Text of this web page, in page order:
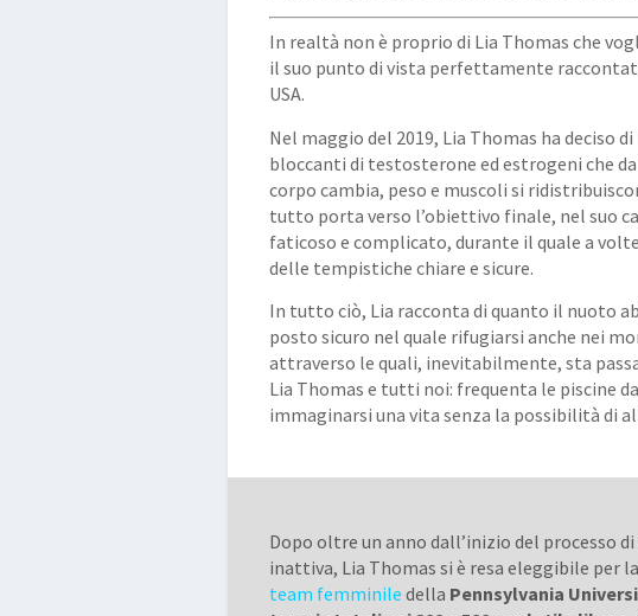
In realtà non è proprio di Lia Thomas che
il suo punto di vista perfettamente
USA.
Nel maggio del 2019, Lia Thomas ha deciso
bloccanti di testosterone ed estrogeni che da
corpo cambia, peso e muscoli si
tutto porta verso l’obiettivo finale, nel suo
faticoso e complicato, durante il quale a
delle tempistiche chiare e sicure.
In tutto ciò, Lia racconta di quanto il nuoto
posto sicuro nel quale rifugiarsi anche nei
attraverso le quali, inevitabilmente, sta
Lia Thomas e tutti noi: frequenta le piscine
immaginarsi una vita senza la possibilità di
Dopo oltre un anno dall’inizio del processo
inattiva, Lia Thomas si è resa eleggibile per
team femminile della Pennsylvania